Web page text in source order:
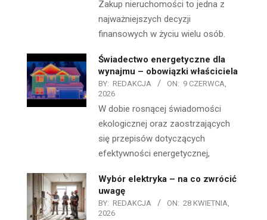
Zakup nieruchomości to jedna z
najważniejszych decyzji
finansowych w życiu wielu osób.
Świadectwo energetyczne dla
wynajmu – obowiązki właściciela
BY: REDAKCJA ON: 9 CZERWCA,
2026
W dobie rosnącej świadomości
ekologicznej oraz zaostrzających
się przepisów dotyczących
efektywności energetycznej,
Wybór elektryka – na co zwrócić
uwagę
BY: REDAKCJA ON: 28 KWIETNIA,
2026